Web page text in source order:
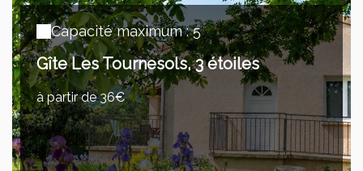
Capacité maximum : 5
Gîte Les Tournesols, 3 étoiles
à partir de 36€